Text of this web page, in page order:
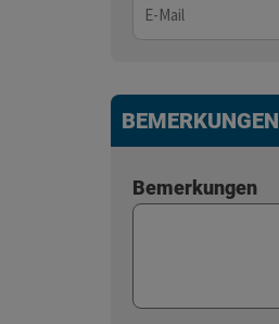
BEMERKUNGEN
Bemerkungen